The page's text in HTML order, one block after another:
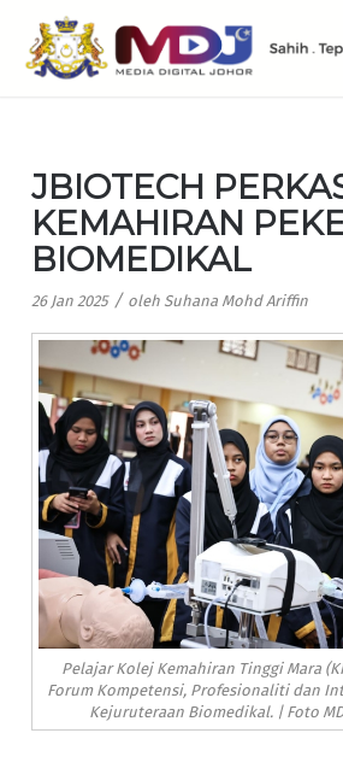
JBIOTECH
KEMAHIRAN
BIOMEDIKAL
26 Jan 2025 / oleh Suhana Mohd Ariffin
Pelajar Kolej Kemahiran Tinggi Mara
Forum Kompetensi, Profesionaliti dan
Kejuruteraan Biomedikal. | Foto